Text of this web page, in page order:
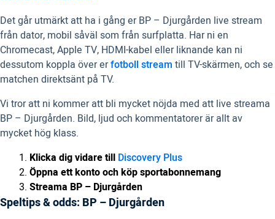
Det går utmärkt att ha i gång er BP – Djurgården live stream
från dator, mobil såväl som från surfplatta. Har ni en
Chromecast, Apple TV, HDMI-kabel eller liknande kan ni
dessutom koppla över erfotboll stream till TV-skärmen, och se
matchen direktsänt på TV.
Vi tror att ni kommer att bli mycket nöjda med att live streama
BP – Djurgården. Bild, ljud och kommentatorer är allt av
mycket hög klass.
Klicka dig vidare till Discovery Plus
Öppna ett konto och köp sportabonnemang
Streama BP – Djurgården
Speltips & odds: BP – Djurgården